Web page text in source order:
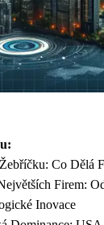
Co Dělá
Firem:
Inovace